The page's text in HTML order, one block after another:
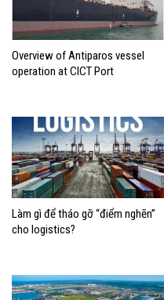
Overview of Antiparos vessel
operation at CICT Port
Làm gì để tháo gỡ “điểm nghẽn”
cho logistics?